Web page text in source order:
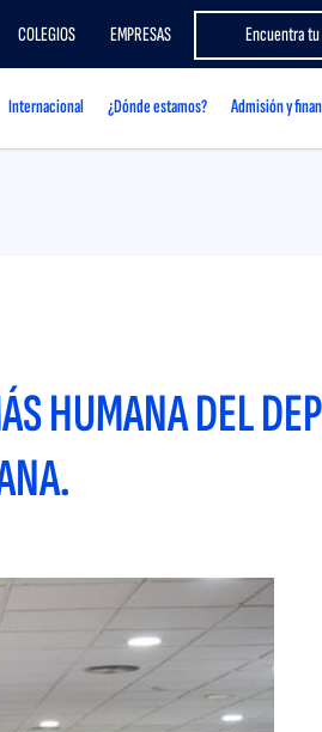
COLEGIOS EMPRESAS Encuentra
Internacional ¿Dónde estamos? Admisión y
HUMANA DEL